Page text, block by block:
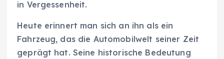
in Vergessenheit.
Heute erinnert man sich an ihn als ein
Fahrzeug, das die Automobilwelt seiner Zeit
geprägt hat. Seine historische Bedeutung